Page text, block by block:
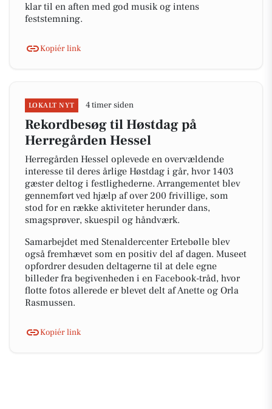
klar til en aften med god musik og intens
feststemning.
Kopiér link
LOKALT NYT 4 timer siden
Rekordbesøg til Høstdag på
Herregården Hessel
Herregården Hessel oplevede en overvældende
interesse til deres årlige Høstdag i går, hvor 1403
gæster deltog i festlighederne. Arrangementet blev
gennemført ved hjælp af over 200 frivillige, som
stod for en række aktiviteter herunder dans,
smagsprøver, skuespil og håndværk.
Samarbejdet med Stenaldercenter Ertebølle blev
også fremhævet som en positiv del af dagen. Museet
opfordrer desuden deltagerne til at dele egne
billeder fra begivenheden i en Facebook-tråd, hvor
flotte fotos allerede er blevet delt af Anette og Orla
Rasmussen.
Kopiér link